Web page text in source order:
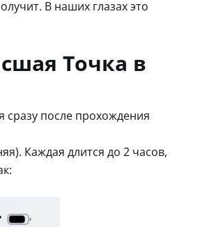
В наших глазах это
Точка в
сразу после прохождения
Каждая длится до 2 часов,